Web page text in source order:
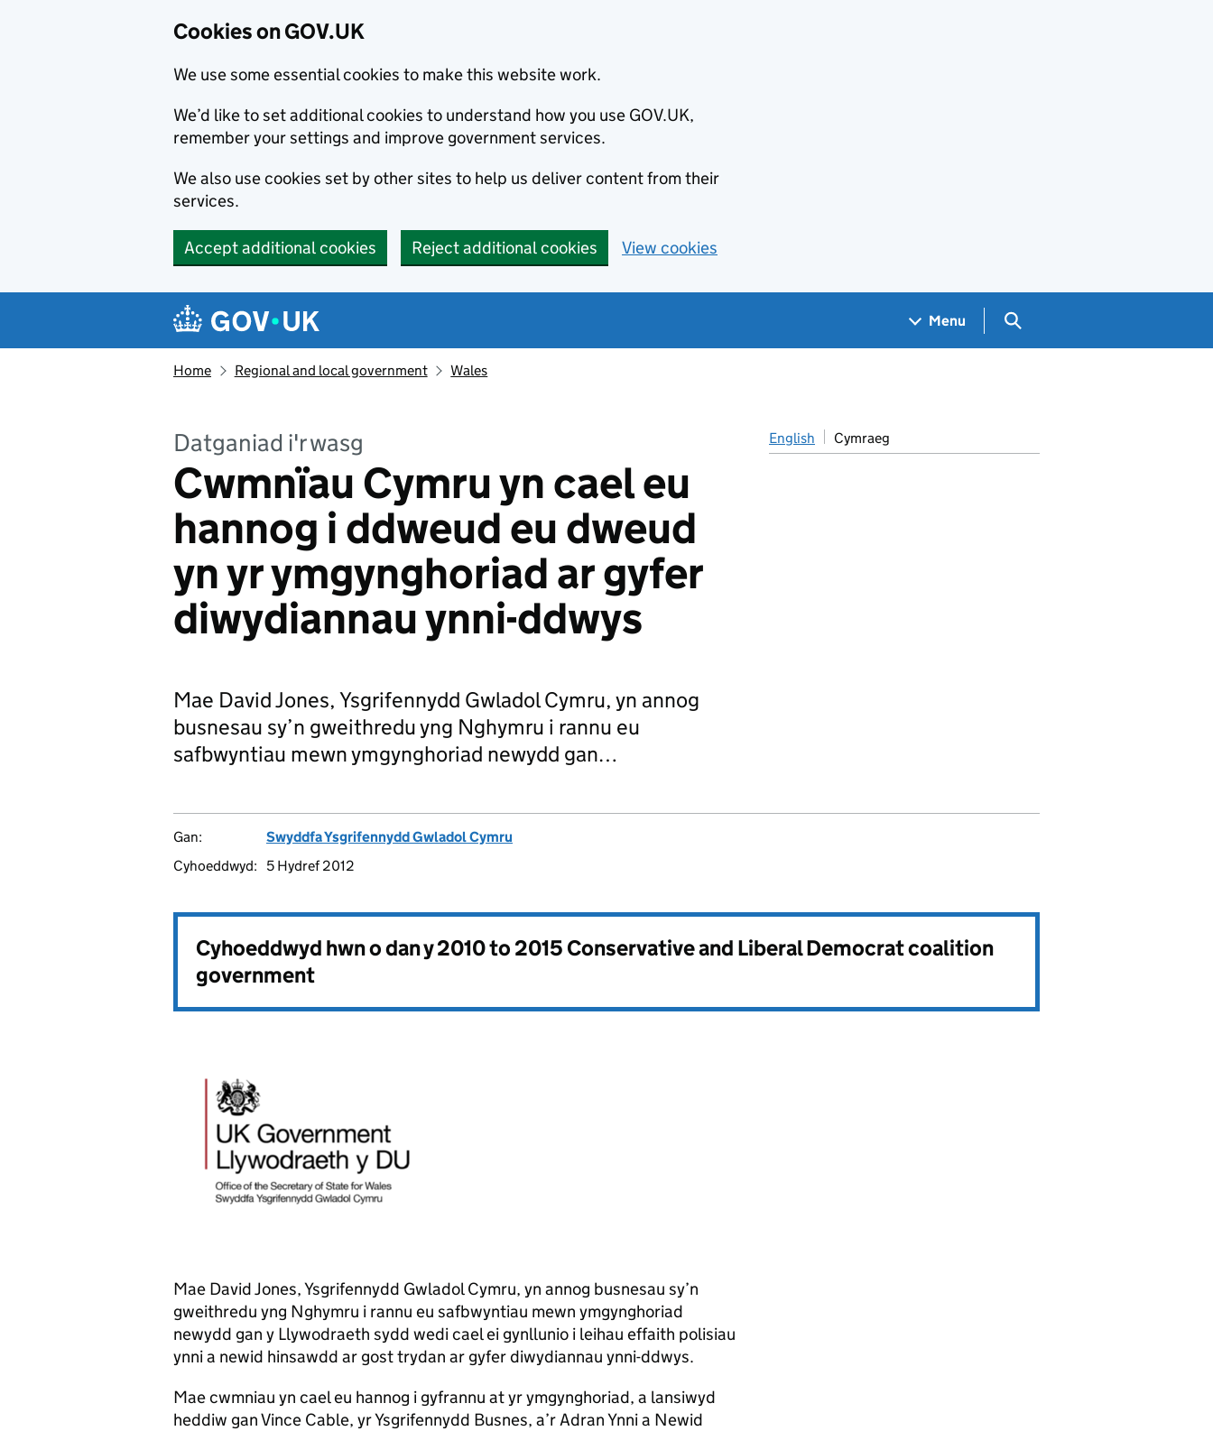
Cookies on GOV.UK
We use some essential cookies to make this website work.
We’d like to set additional cookies to understand how you use GOV.UK,
remember your settings and improve government services.
We also use cookies set by other sites to help us deliver content from their
services.
Accept additional cookies Reject additional cookies View cookies
Navigation menu
Menu Search GOV.UK
Home Regional and local government Wales
Datganiad i'r wasg
Cwmnïau Cymru yn cael eu
hannog i ddweud eu dweud
yn yr ymgynghoriad ar gyfer
diwydiannau ynni-ddwys
English Cymraeg
Mae David Jones, Ysgrifennydd Gwladol Cymru, yn annog
busnesau sy’n gweithredu yng Nghymru i rannu eu
safbwyntiau mewn ymgynghoriad newydd gan…
Gan:
Swyddfa Ysgrifennydd Gwladol Cymru
Cyhoeddwyd:
5 Hydref 2012
Cyhoeddwyd hwn o dan y2010 to 2015 Conservative and Liberal Democrat coalition
government
Mae David Jones, Ysgrifennydd Gwladol Cymru, yn annog busnesau sy’n
gweithredu yng Nghymru i rannu eu safbwyntiau mewn ymgynghoriad
newydd gan y Llywodraeth sydd wedi cael ei gynllunio i leihau effaith polisiau
ynni a newid hinsawdd ar gost trydan ar gyfer diwydiannau ynni-ddwys.
Mae cwmniau yn cael eu hannog i gyfrannu at yr ymgynghoriad, a lansiwyd
heddiw gan Vince Cable, yr Ysgrifennydd Busnes, a’r Adran Ynni a Newid